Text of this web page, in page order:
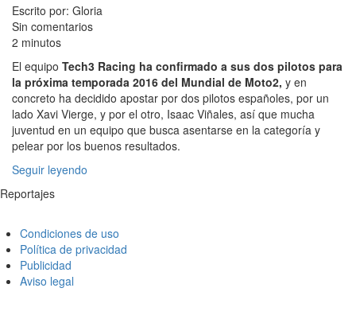
Escrito por: Gloria
Sin comentarios
2 minutos
El equipo Tech3 Racing ha confirmado a sus dos pilotos para
la próxima temporada 2016 del Mundial de Moto2, y en
concreto ha decidido apostar por dos pilotos españoles, por un
lado Xavi Vierge, y por el otro, Isaac Viñales, así que mucha
juventud en un equipo que busca asentarse en la categoría y
pelear por los buenos resultados.
Seguir leyendo
Reportajes
Condiciones de uso
Política de privacidad
Publicidad
Aviso legal